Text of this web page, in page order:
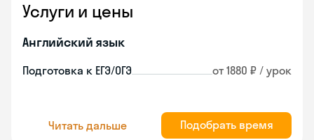
Услуги и цены
Английский язык
Подготовка к ЕГЭ/ОГЭ от 1880 ₽ / урок
Читать дальше Подобрать время